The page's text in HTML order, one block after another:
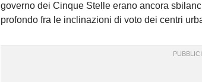
governo dei Cinque Stelle erano ancora
profondo fra le inclinazioni di voto dei centri